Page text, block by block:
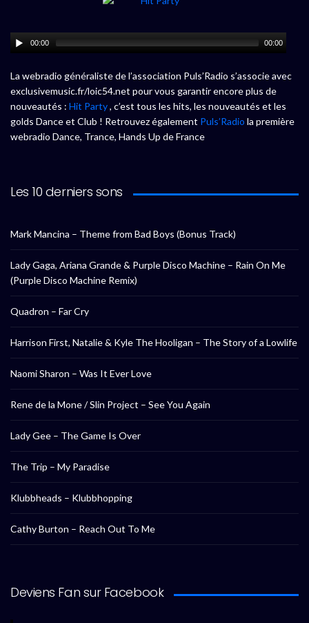
00:00 00:00
La webradio généraliste de l’association Puls’Radio s’associe avec
exclusivemusic.fr/loic54.net pour vous garantir encore plus de
nouveautés : Hit Party, c’est tous les hits, les nouveautés et les
golds Dance et Club ! Retrouvez également Puls’Radio la première
webradio Dance, Trance, Hands Up de France
Les 10 derniers sons
Mark Mancina – Theme from Bad Boys (Bonus Track)
Lady Gaga, Ariana Grande & Purple Disco Machine – Rain On Me
(Purple Disco Machine Remix)
Quadron – Far Cry
Harrison First, Natalie & Kyle The Hooligan – The Story of a Lowlife
Naomi Sharon – Was It Ever Love
Rene de la Mone / Slin Project – See You Again
Lady Gee – The Game Is Over
The Trip – My Paradise
Klubbheads – Klubbhopping
Cathy Burton – Reach Out To Me
Deviens Fan sur Facebook